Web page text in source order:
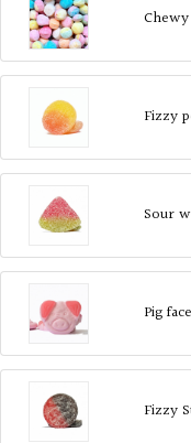
Fizzy
Sour
Pig
Fizzy